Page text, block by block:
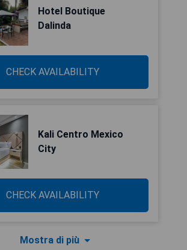
Hotel Boutique
Dalinda
CHECK AVAILABILITY
Kali Centro Mexico
City
CHECK AVAILABILITY
Mostra di più